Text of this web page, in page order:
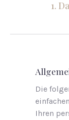
1.
Die
Ihren